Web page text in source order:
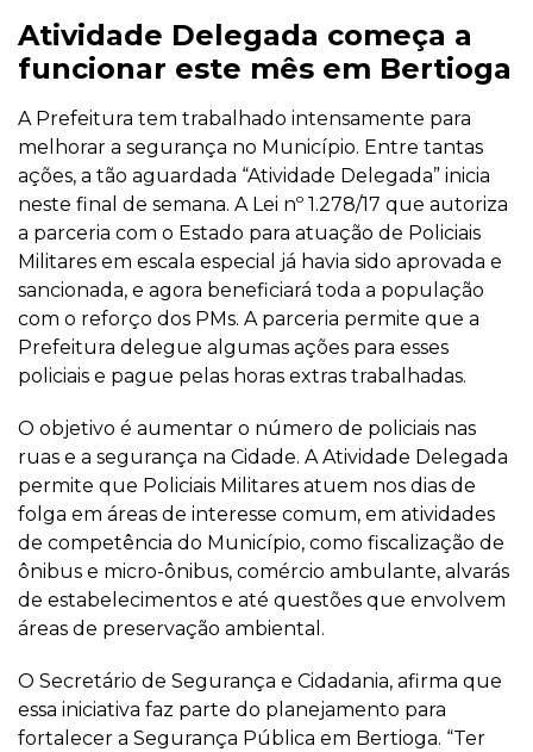
Atividade Delegada começa a
funcionar este mês em Bertioga
A Prefeitura tem trabalhado intensamente para
melhorar a segurança no Município. Entre tantas
ações, a tão aguardada “Atividade Delegada” inicia
neste final de semana. A Lei nº 1.278/17 que autoriza
a parceria com o Estado para atuação de Policiais
Militares em escala especial já havia sido aprovada e
sancionada, e agora beneficiará toda a população
com o reforço dos PMs. A parceria permite que a
Prefeitura delegue algumas ações para esses
policiais e pague pelas horas extras trabalhadas.
O objetivo é aumentar o número de policiais nas
ruas e a segurança na Cidade. A Atividade Delegada
permite que Policiais Militares atuem nos dias de
folga em áreas de interesse comum, em atividades
de competência do Município, como fiscalização de
ônibus e micro-ônibus, comércio ambulante, alvarás
de estabelecimentos e até questões que envolvem
áreas de preservação ambiental.
O Secretário de Segurança e Cidadania, afirma que
essa iniciativa faz parte do planejamento para
fortalecer a Segurança Pública em Bertioga. “Ter